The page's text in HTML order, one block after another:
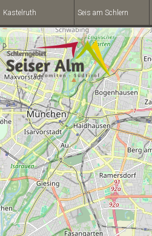
Kastelruth Seis am Schlern